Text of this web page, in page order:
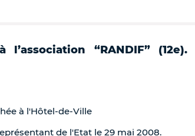
l’association “RANDIF” (12e).
à l'Hôtel-de-Ville
de l'Etat le 29 mai 2008.